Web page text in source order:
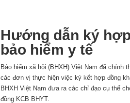
Hướng dẫn ký
bảo hiểm y tế
Bảo hiểm xã hội (BHXH) Việt Nam đã chính
các đơn vị thực hiện việc ký kết hợp đồng
BHXH Việt Nam đưa ra các chỉ đạo cụ thể
đồng KCB BHYT.